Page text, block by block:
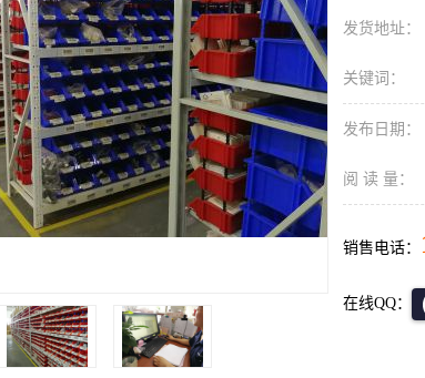
发货地址：
关键词：
发布日期：
阅 读 量：
销售电话：
在线QQ：